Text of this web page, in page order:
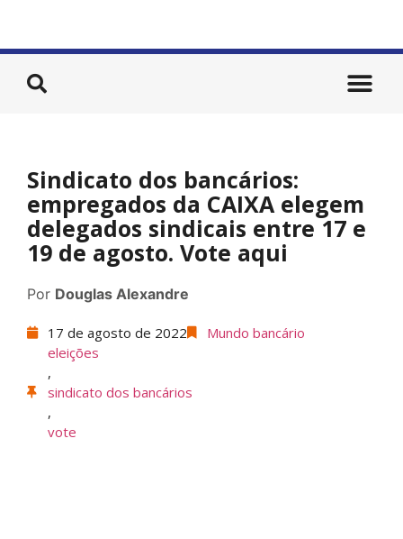
Sindicato dos bancários:
empregados da CAIXA elegem
delegados sindicais entre 17 e
19 de agosto. Vote aqui
Por Douglas Alexandre
17 de agosto de 2022
Mundo bancário
eleições
,
sindicato dos bancários
,
vote